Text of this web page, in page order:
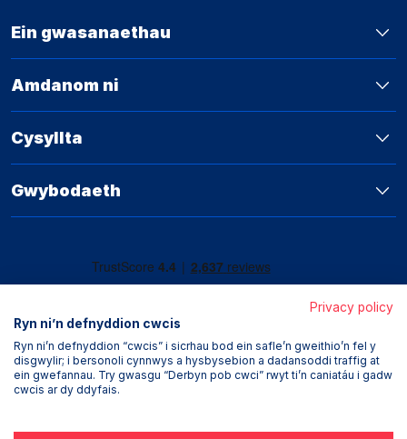
Ein gwasanaethau
Amdanom ni
Cysyllta
Gwybodaeth
Privacy policy
Ryn ni’n defnyddion cwcis
Ryn ni’n defnyddion “cwcis” i sicrhau bod ein safle’n gweithio’n fel y
disgwylir; i bersonoli cynnwys a hysbysebion a dadansoddi traffig at
ein gwefannau. Try gwasgu “Derbyn pob cwci” rwyt ti’n caniatáu i gadw
cwcis ar dy ddyfais.